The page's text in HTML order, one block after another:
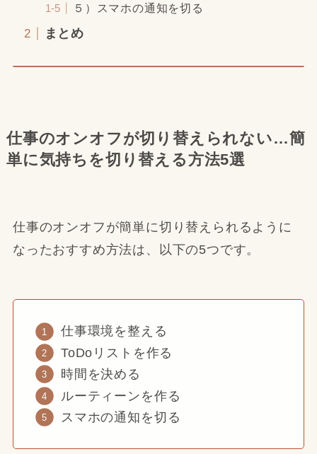
５）スマホの通知を切る
まとめ
仕事のオンオフが切り替えられない…簡
単に気持ちを切り替える方法5選
仕事のオンオフが簡単に切り替えられるように
なったおすすめ方法は、以下の5つです。
仕事環境を整える
ToDoリストを作る
時間を決める
ルーティーンを作る
スマホの通知を切る